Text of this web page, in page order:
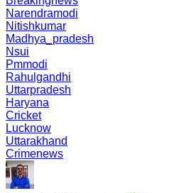
Narendramodi
Nitishkumar
Madhya_pradesh
Nsui
Pmmodi
Rahulgandhi
Uttarpradesh
Haryana
Cricket
Lucknow
Uttarakhand
Crimenews